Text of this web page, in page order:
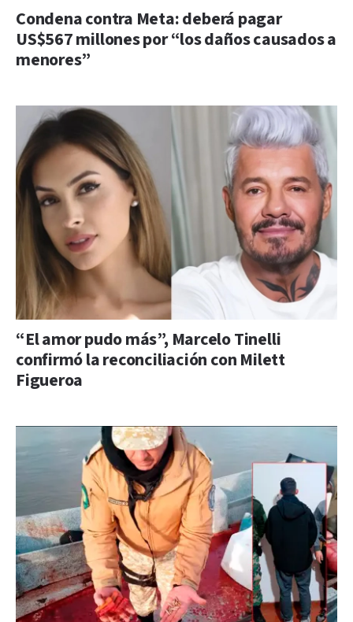
Condena contra Meta: deberá pagar
US$567 millones por “los daños causados a
menores”
“El amor pudo más”, Marcelo Tinelli
confirmó la reconciliación con Milett
Figueroa